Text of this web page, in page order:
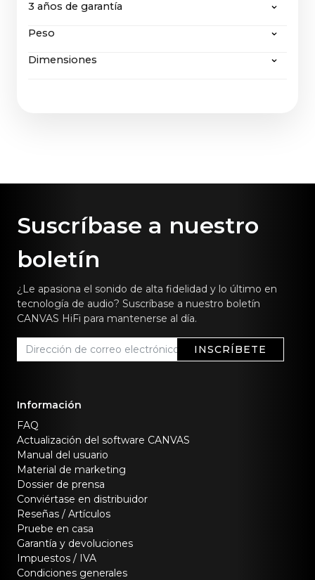
CANVAS ofrece envío gratuito en todos los
impuestos y gastos de importación incluidos. Si
desea devolver un producto, puede obtener más
información sobre nuestra
3 años de garantía
Incluso después de nuestra garantía ampliada de 3
de fácil mantenimiento, recibirá asistencia sin
Peso
85" Tejido: 3,7 Kg
Dimensiones
Suscríbase a nuestro
boletín
¿Le apasiona el sonido de alta fidelidad y lo último en
tecnología de audio? Suscríbase a nuestro boletín
CANVAS HiFi para mantenerse al día.
INSCRÍBETE
Información
FAQ
Actualización del software CANVAS
Manual del usuario
Material de marketing
Dossier de prensa
Conviértase en distribuidor
Reseñas / Artículos
Pruebe en casa
Garantía y devoluciones
Impuestos / IVA
Condiciones generales